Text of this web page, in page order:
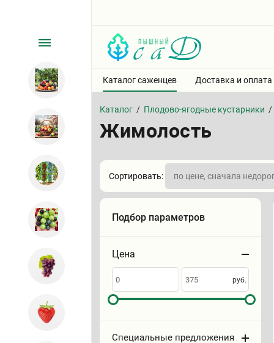
Каталог саженцев Доставка и оплата
Каталог / Плодово-ягодные кустарники /
Жимолость
Сортировать:
Подбор параметров
Цена
Сортировать
по
руб.
Специальные предложения